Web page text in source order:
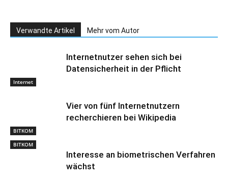
Verwandte Artikel Mehr vom Autor
Internet
Internetnutzer sehen sich bei
Datensicherheit in der Pflicht
BITKOM
Vier von fünf Internetnutzern
recherchieren bei Wikipedia
BITKOM
Interesse an biometrischen Verfahren
wächst